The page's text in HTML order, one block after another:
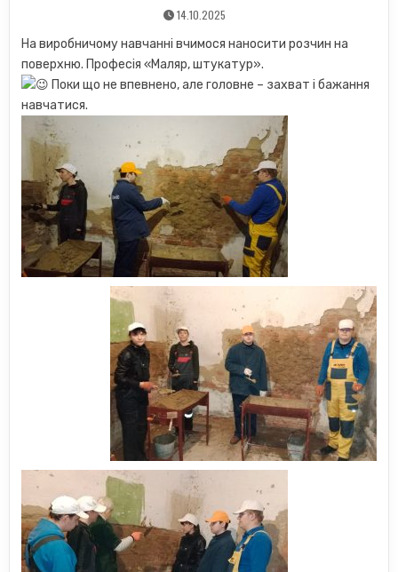
14.10.2025
На виробничому навчанні вчимося наносити розчин на
поверхню. Професія «Маляр, штукатур».
Поки що не впевнено, але головне – захват і бажання
навчатися.